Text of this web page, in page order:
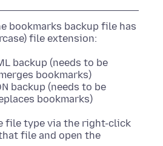
bookmarks backup file has
backup (needs to be
bookmarks)
backup (needs to be
bookmarks)
file type via the right-click
file and open the